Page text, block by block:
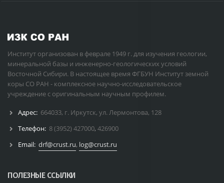
Институт организован в феврале 1949 г. для изучения геологии,
минеральной базы и инженерно-геологических условий
Восточной Сибири. В настоящее время ФГБУН Институт земной
коры СО РАН - комплексное научно-исследовательское
учреждение с оригинальным научным профилем.
Адрес: 664033, г. Иркутск, ул. Лермонтова, 128
Телефон: 8 (3952) 427000, 426900
Email: drf@crust.ru, log@crust.ru
ПОЛЕЗНЫЕ ССЫЛКИ